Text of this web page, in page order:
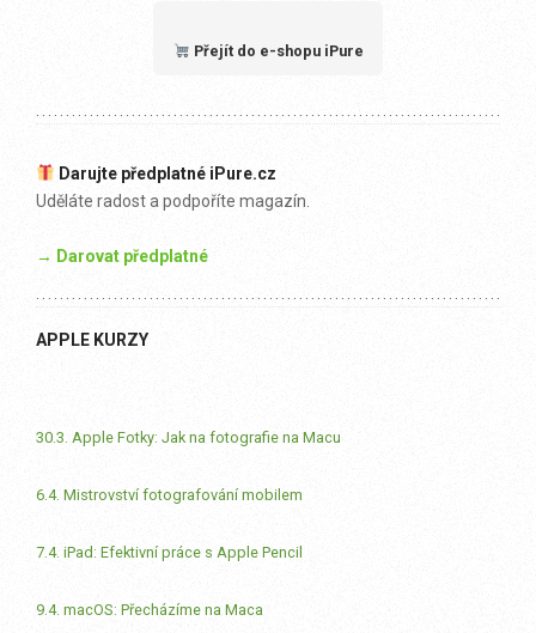
Přejít do e-shopu iPure
Darujte předplatné iPure.cz
Uděláte radost a podpoříte magazín.
→ Darovat předplatné
APPLE KURZY
30.3. Apple Fotky: Jak na fotografie na Macu
6.4. Mistrovství fotografování mobilem
7.4. iPad: Efektivní práce s Apple Pencil
9.4. macOS: Přecházíme na Maca